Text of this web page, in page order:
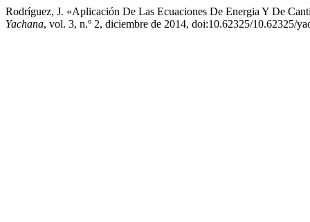
Rodríguez, J. «Aplicación De Las Ecuaciones De Energia Y De
Yachana, vol. 3, n.º 2, diciembre de 2014, doi:10.62325/10.62325/